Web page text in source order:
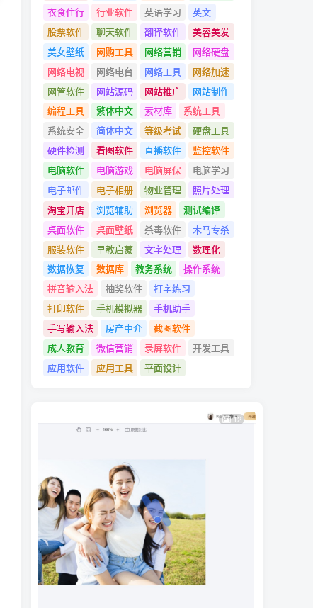
衣食住行
行业软件 英语学习
英文
股票软件
聊天软件 翻译软件
美容美发
美女壁纸
网购工具 网络营销
网络硬盘
网络电视
网络电台 网络工具
网络加速
网管软件
网站源码 网站推广
网站制作
编程工具
繁体中文 素材库
系统工具
系统安全
简体中文 等级考试
硬盘工具
硬件检测
看图软件 直播软件
监控软件
电脑软件
电脑游戏 电脑屏保
电脑学习
电子邮件
电子相册 物业管理
照片处理
淘宝开店
浏览辅助 浏览器
测试编译
桌面软件
桌面壁纸 杀毒软件
木马专杀
服装软件
早教启蒙 文字处理
数理化
数据恢复
数据库 教务系统
操作系统
拼音输入法
抽奖软件
打字练习
打印软件
手机模拟器
手机助手
手写输入法
房产中介
截图软件
成人教育
微信营销 录屏软件
开发工具
应用软件
应用工具 平面设计
12